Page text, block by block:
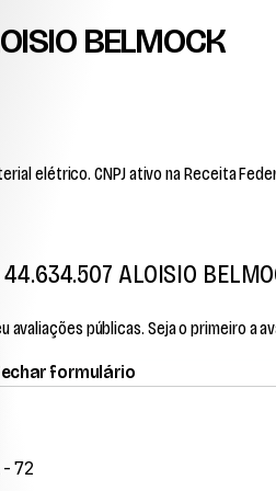
BELMOCK
elétrico. CNPJ ativo na Receita
44.634.507 ALOISIO
avaliações públicas. Seja o primeiro a
formulário
72